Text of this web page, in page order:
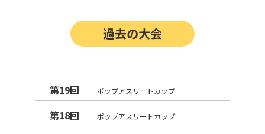
過去の大会
第19回 ポップアスリートカップ
第18回 ポップアスリートカップ